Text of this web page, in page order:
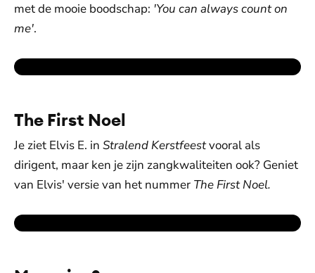
met de mooie boodschap: 'You can always count on
me'.
The First Noel
Je ziet Elvis E. in Stralend Kerstfeestvooral als
dirigent, maar ken je zijn zangkwaliteiten ook? Geniet
van Elvis' versie van het nummer The First Noel.